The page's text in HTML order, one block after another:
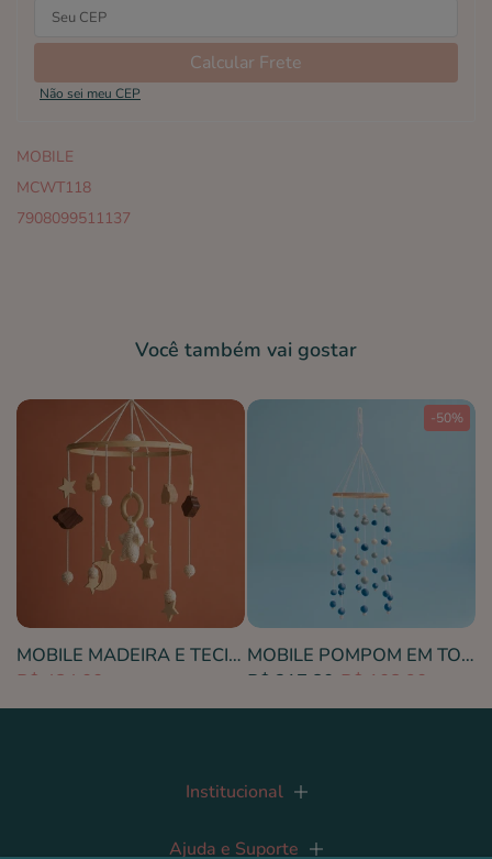
Calcular Frete
Não sei meu CEP
MOBILE
MCWT118
7908099511137
Você também vai gostar
MOBILE MADEIRA E TECIDO ESTRELAS
R$ 484,00
-50%
MOBILE POMPOM EM TONS DE AZUL
R$ 217,80 R$ 108,90
Institucional
Ajuda e Suporte